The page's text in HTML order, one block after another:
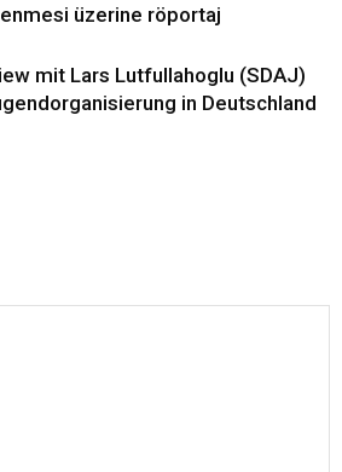
üzerine röportaj
mit Lars Lutfullahoglu (SDAJ)
in Deutschland